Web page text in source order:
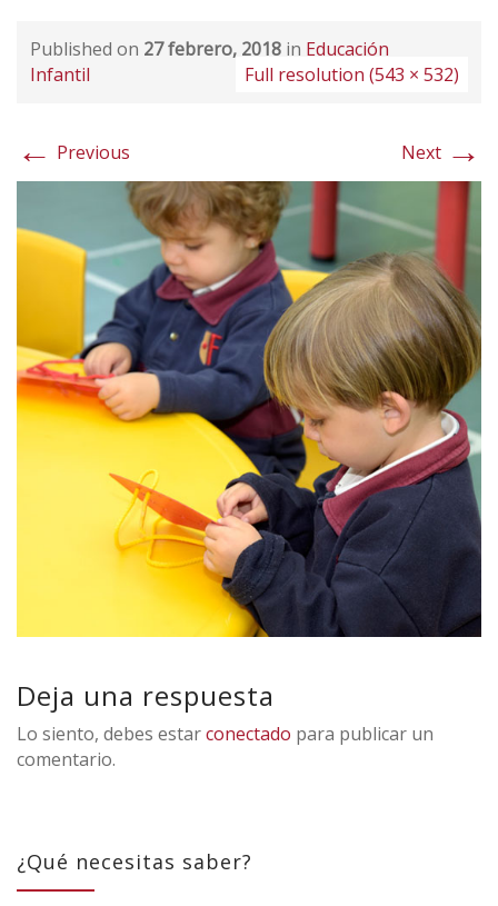
Published on 27 febrero, 2018 in Educación
Infantil
Full resolution (543 × 532)
← Previous Next →
Deja una respuesta
Lo siento, debes estarconectado para publicar un
comentario.
¿Qué necesitas saber?